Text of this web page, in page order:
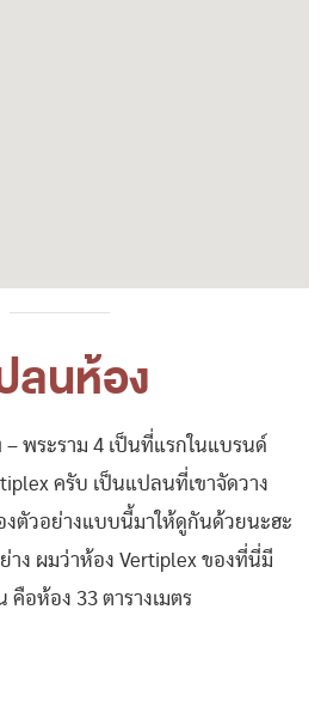
ลนห้อง
– พระราม 4 เป็นที่แรกในแบรนด์
ครับ เป็นแปลนที่เขาจัดวาง
งตัวอย่างแบบนี้มาให้ดูกันด้วยนะฮะ
าง ผมว่าห้อง Vertiplex ของที่นี่มี
อห้อง 33 ตารางเมตร